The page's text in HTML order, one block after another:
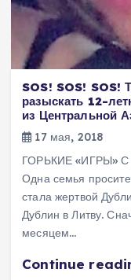
SOS! SOS! SOS!
разыскать 12-
из Центральной
17 мая, 2018
ГОРЬКИЕ «ИГРЫ»
Одна семья
стала жертвой
Дублин в Литву.
месяцем…
Continue